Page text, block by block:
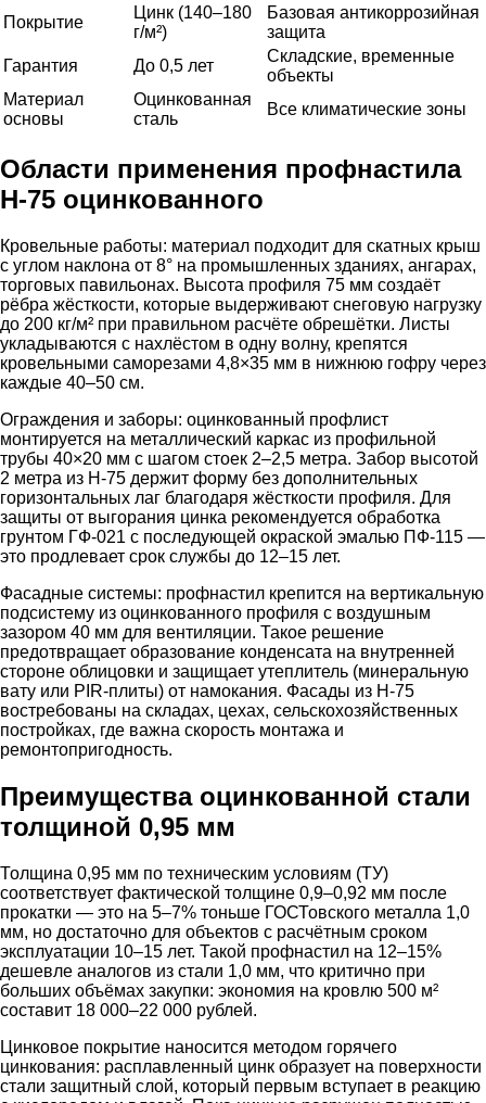
Покрытие
Цинк (140–180
г/м²)
Базовая антикоррозийная
защита
Гарантия
До 0,5 лет
Складские, временные
объекты
Материал
основы
Оцинкованная
сталь
Все климатические зоны
Области применения профнастила
Н-75 оцинкованного
Кровельные работы: материал подходит для скатных крыш
с углом наклона от 8° на промышленных зданиях, ангарах,
торговых павильонах. Высота профиля 75 мм создаёт
рёбра жёсткости, которые выдерживают снеговую нагрузку
до 200 кг/м² при правильном расчёте обрешётки. Листы
укладываются с нахлёстом в одну волну, крепятся
кровельными саморезами 4,8×35 мм в нижнюю гофру через
каждые 40–50 см.
Ограждения и заборы: оцинкованный профлист
монтируется на металлический каркас из профильной
трубы 40×20 мм с шагом стоек 2–2,5 метра. Забор высотой
2 метра из Н-75 держит форму без дополнительных
горизонтальных лаг благодаря жёсткости профиля. Для
защиты от выгорания цинка рекомендуется обработка
грунтом ГФ-021 с последующей окраской эмалью ПФ-115 —
это продлевает срок службы до 12–15 лет.
Фасадные системы: профнастил крепится на вертикальную
подсистему из оцинкованного профиля с воздушным
зазором 40 мм для вентиляции. Такое решение
предотвращает образование конденсата на внутренней
стороне облицовки и защищает утеплитель (минеральную
вату или PIR-плиты) от намокания. Фасады из Н-75
востребованы на складах, цехах, сельскохозяйственных
постройках, где важна скорость монтажа и
ремонтопригодность.
Преимущества оцинкованной стали
толщиной 0,95 мм
Толщина 0,95 мм по техническим условиям (ТУ)
соответствует фактической толщине 0,9–0,92 мм после
прокатки — это на 5–7% тоньше ГОСТовского металла 1,0
мм, но достаточно для объектов с расчётным сроком
эксплуатации 10–15 лет. Такой профнастил на 12–15%
дешевле аналогов из стали 1,0 мм, что критично при
больших объёмах закупки: экономия на кровлю 500 м²
составит 18 000–22 000 рублей.
Цинковое покрытие наносится методом горячего
цинкования: расплавленный цинк образует на поверхности
стали защитный слой, который первым вступает в реакцию